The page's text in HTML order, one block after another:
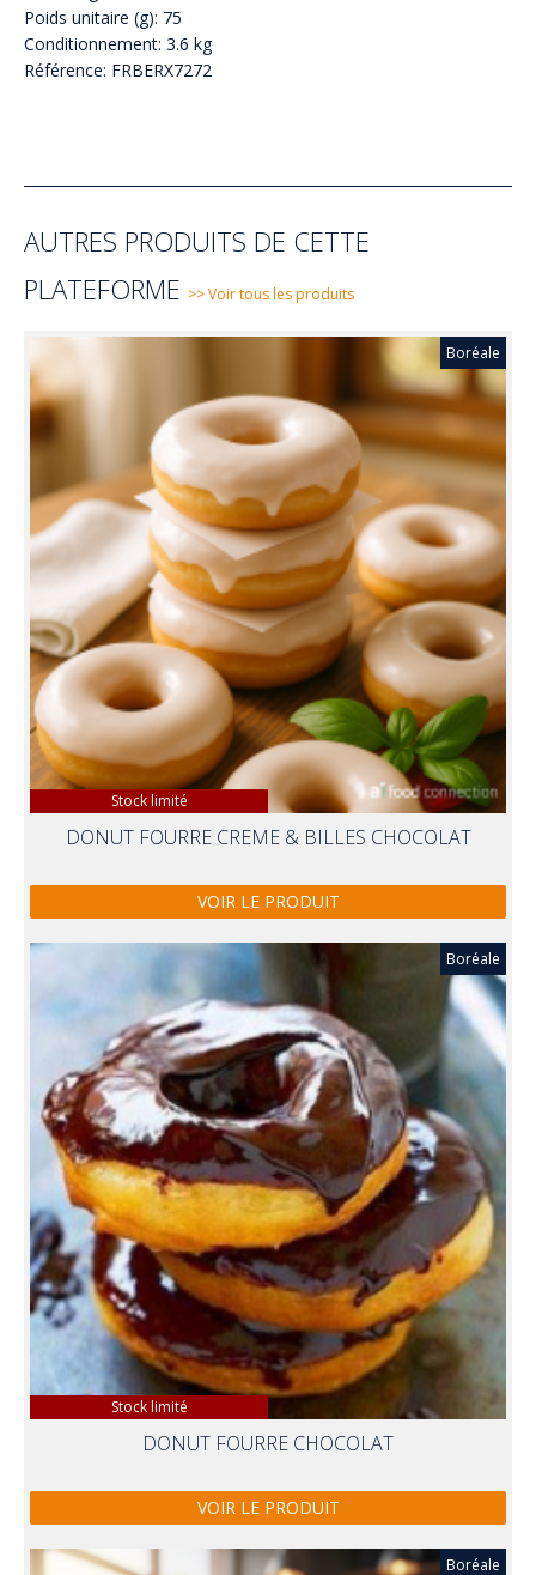
Poids unitaire (g): 75
Conditionnement: 3.6 kg
Référence: FRBERX7272
AUTRES PRODUITS DE CETTE
PLATEFORME >> Voir tous les produits
Boréale
Stock limité
DONUT FOURRE CREME & BILLES CHOCOLAT
VOIR LE PRODUIT
Boréale
Stock limité
DONUT FOURRE CHOCOLAT
VOIR LE PRODUIT
Boréale